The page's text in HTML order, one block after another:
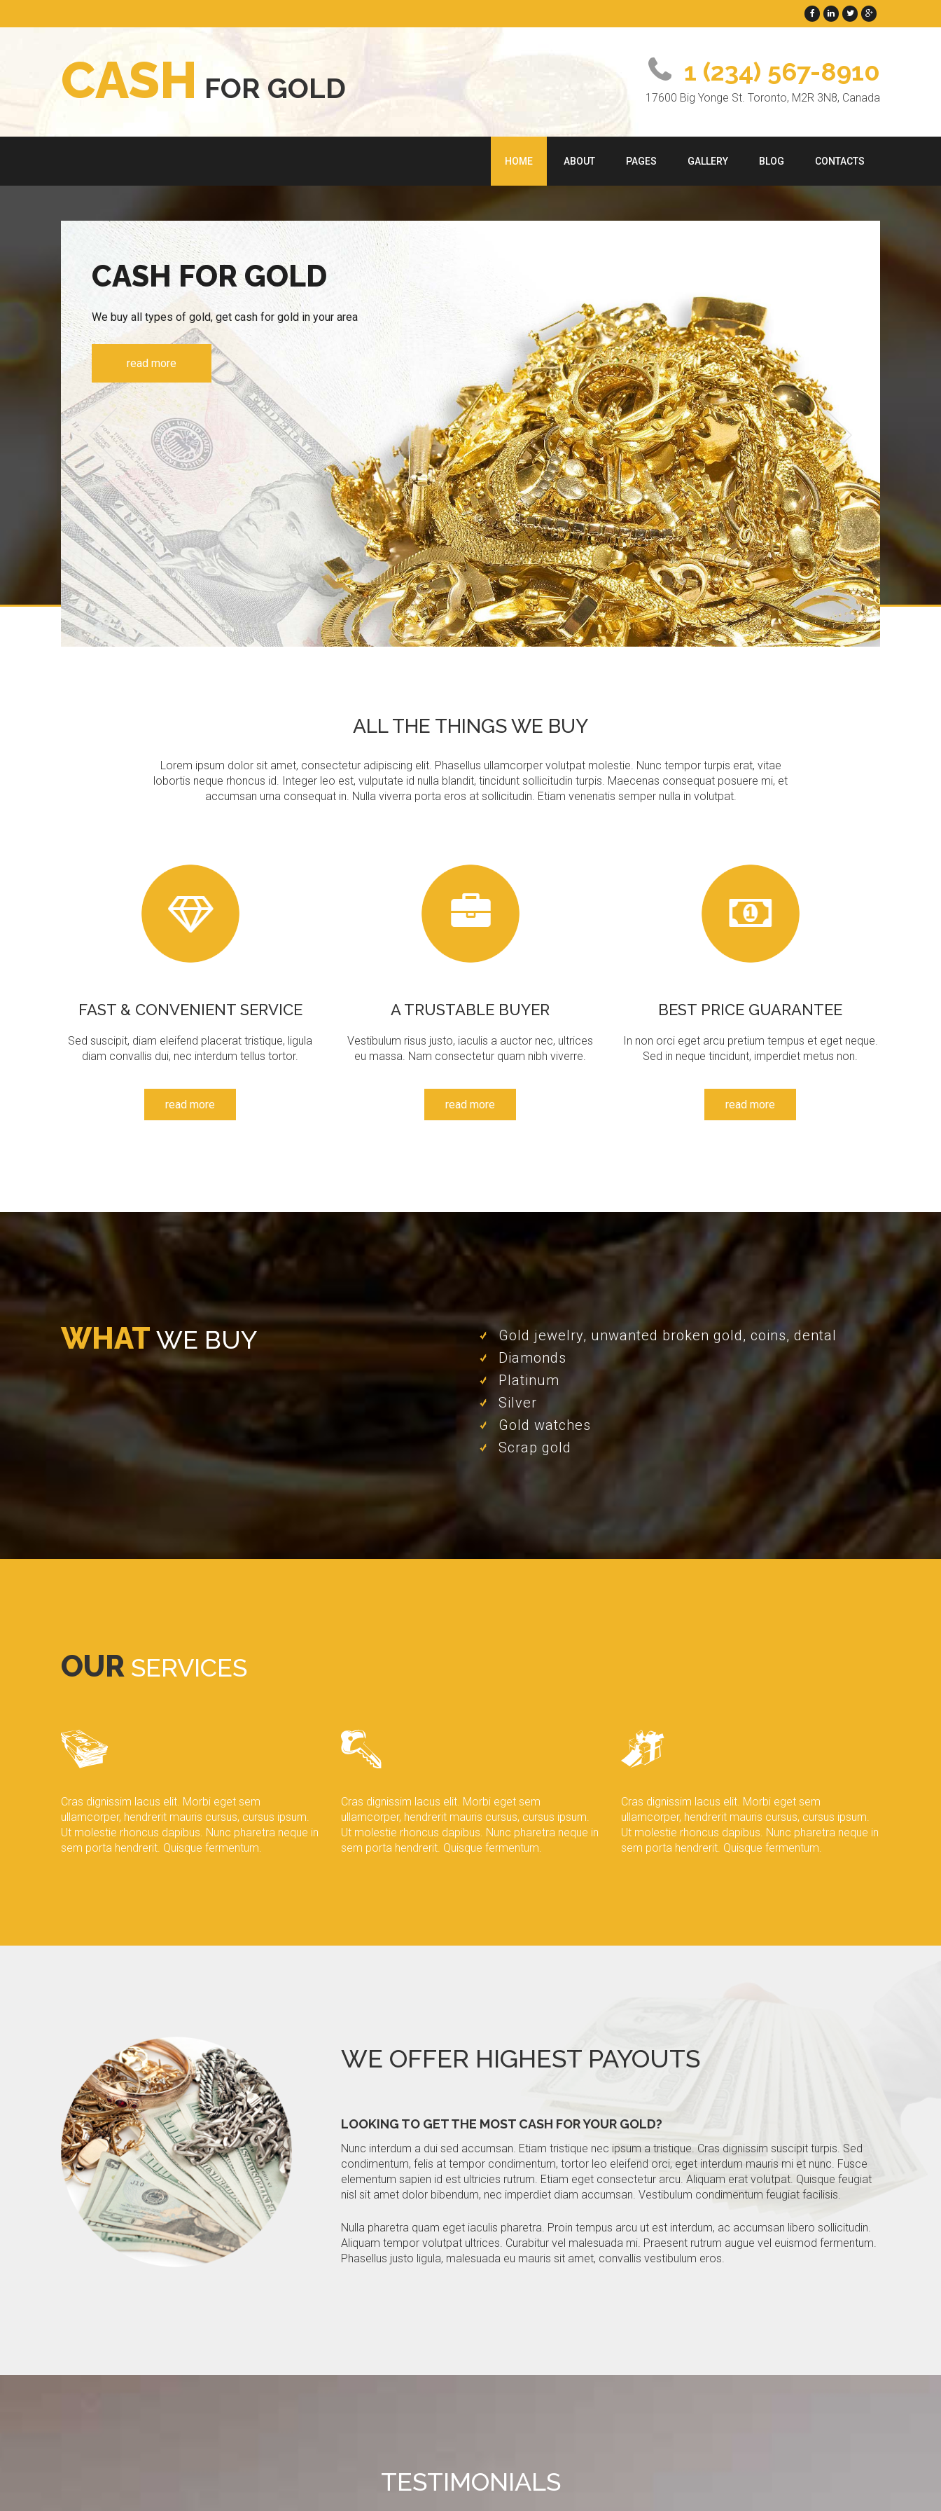
CASH FOR GOLD 1 (234) 567-8910
17600 Big Yonge St. Toronto, M2R 3N8, Canada
HOME ABOUT PAGES GALLERY BLOG CONTACTS
We buy all types of gold, get cash for gold in your area
ALL THE THINGSWE BUY
Lorem ipsum dolor sit amet, consectetur adipiscing elit. Phasellus ullamcorper volutpat molestie. Nunc tempor turpis erat, vitae
lobortis neque rhoncus id. Integer leo est, vulputate id nulla blandit, tincidunt sollicitudin turpis. Maecenas consequat posuere mi, et
accumsan urna consequat in. Nulla viverra porta eros at sollicitudin. Etiam venenatis semper nulla in volutpat.
FAST & CONVENIENT SERVICE
Sed suscipit, diam eleifend placerat tristique, ligula
diam convallis dui, nec interdum tellus tortor.
read more
A TRUSTABLE BUYER
Vestibulum risus justo, iaculis a auctor nec, ultrices
eu massa. Nam consectetur quam nibh viverre.
read more
BEST PRICE GUARANTEE
In non orci eget arcu pretium tempus et eget neque.
Sed in neque tincidunt, imperdiet metus non.
read more
WHAT WE BUY
Gold jewelry, unwanted broken gold, coins, dental
Diamonds
Platinum
Silver
Gold watches
Scrap gold
OUR SERVICES
Cras dignissim lacus elit. Morbi eget sem
ullamcorper, hendrerit mauris cursus, cursus ipsum.
Ut molestie rhoncus dapibus. Nunc pharetra neque in
sem porta hendrerit. Quisque fermentum.
Cras dignissim lacus elit. Morbi eget sem
ullamcorper, hendrerit mauris cursus, cursus ipsum.
Ut molestie rhoncus dapibus. Nunc pharetra neque in
sem porta hendrerit. Quisque fermentum.
Cras dignissim lacus elit. Morbi eget sem
ullamcorper, hendrerit mauris cursus, cursus ipsum.
Ut molestie rhoncus dapibus. Nunc pharetra neque in
sem porta hendrerit. Quisque fermentum.
WE OFFER HIGHEST PAYOUTS
LOOKING TO GET THE MOST CASH FOR YOUR GOLD?
Nunc interdum a dui sed accumsan. Etiam tristique nec ipsum a tristique. Cras dignissim suscipit turpis. Sed
condimentum, felis at tempor condimentum, tortor leo eleifend orci, eget interdum mauris mi et nunc. Fusce
elementum sapien id est ultricies rutrum. Etiam eget consectetur arcu. Aliquam erat volutpat. Quisque feugiat
nisl sit amet dolor bibendum, nec imperdiet diam accumsan. Vestibulum condimentum feugiat facilisis.
Nulla pharetra quam eget iaculis pharetra. Proin tempus arcu ut est interdum, ac accumsan libero sollicitudin.
Aliquam tempor volutpat ultrices. Curabitur vel malesuada mi. Praesent rutrum augue vel euismod fermentum.
Phasellus justo ligula, malesuada eu mauris sit amet, convallis vestibulum eros.
TESTIMONIALS